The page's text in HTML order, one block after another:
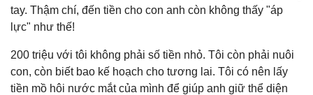
tay. Thậm chí, đến tiền cho con anh còn không thấy "áp
lực" như thế!
200 triệu với tôi không phải số tiền nhỏ. Tôi còn phải nuôi
con, còn biết bao kế hoạch cho tương lai. Tôi có nên lấy
tiền mồ hôi nước mắt của mình để giúp anh giữ thể diện